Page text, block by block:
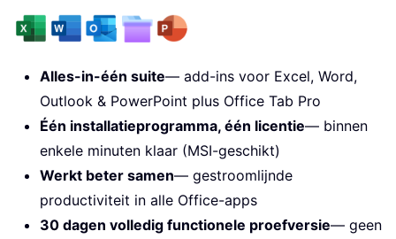
Alles-in-één suite— add-ins voor Excel, Word,
Outlook & PowerPoint plus Office Tab Pro
Één installatieprogramma, één licentie— binnen
enkele minuten klaar (MSI-geschikt)
Werkt beter samen— gestroomlijnde
productiviteit in alle Office-apps
30 dagen volledig functionele proefversie— geen